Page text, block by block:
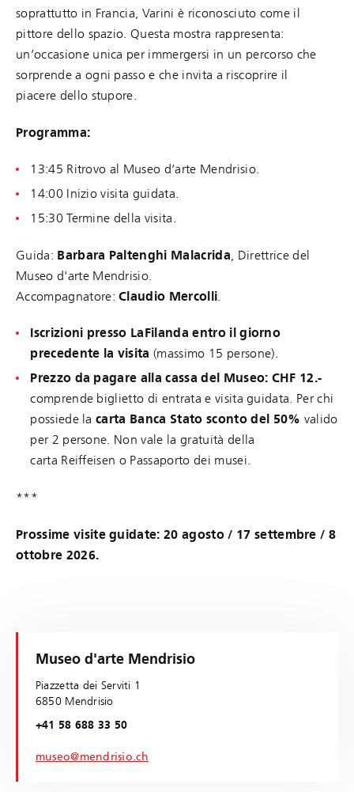
soprattutto in Francia, Varini è riconosciuto come il
pittore dello spazio. Questa mostra rappresenta:
un’occasione unica per immergersi in un percorso che
sorprende a ogni passo e che invita a riscoprire il
piacere dello stupore.
Programma:
13:45 Ritrovo al Museo d’arte Mendrisio.
14:00 Inizio visita guidata.
15:30 Termine della visita.
Guida: Barbara Paltenghi Malacrida, Direttrice del
Museo d'arte Mendrisio.
Accompagnatore:Claudio Mercolli.
Iscrizioni presso LaFilanda entro il giorno
precedente la visita(massimo 15 persone).
Prezzo da pagare alla cassa del Museo: CHF 12.-
comprende biglietto di entrata e visita guidata. Per chi
possiede lacarta Banca Stato sconto del 50% valido
per 2 persone. Non vale la gratuità della
carta Reiffeisen o Passaporto dei musei.
***
Prossime visite guidate: 20 agosto / 17 settembre / 8
ottobre 2026.
Museo d'arte Mendrisio
Piazzetta dei Serviti 1
6850 Mendrisio
+41 58 688 33 50
museo@mendrisio.ch